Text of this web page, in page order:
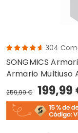
304
SONGMICS
Armario Multiuso
259,99 € 199,99